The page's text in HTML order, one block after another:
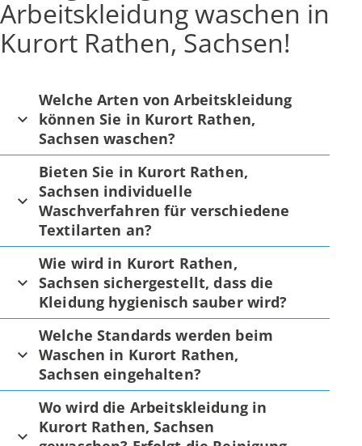
Arbeitskleidung waschen in
Kurort Rathen, Sachsen!
Welche Arten von Arbeitskleidung
können Sie in Kurort Rathen,
Sachsen waschen?
Bieten Sie in Kurort Rathen,
Sachsen individuelle
Waschverfahren für verschiedene
Textilarten an?
Wie wird in Kurort Rathen,
Sachsen sichergestellt, dass die
Kleidung hygienisch sauber wird?
Welche Standards werden beim
Waschen in Kurort Rathen,
Sachsen eingehalten?
Wo wird die Arbeitskleidung in
Kurort Rathen, Sachsen